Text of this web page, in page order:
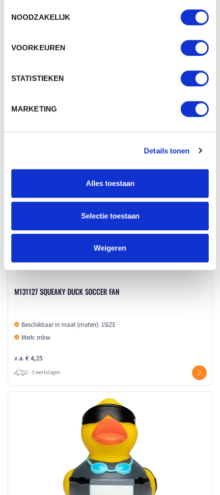
NOODZAKELIJK
VOORKEUREN
STATISTIEKEN
MARKETING
Details tonen
Alles toestaan
Selectie toestaan
Weigeren
Merk: mbw
M131127 SQUEAKY DUCK SOCCER FAN
Beschikbaar in maat (maten): 1SIZE
Merk: mbw
v.a. € 4,25
2 - 3 werkdagen